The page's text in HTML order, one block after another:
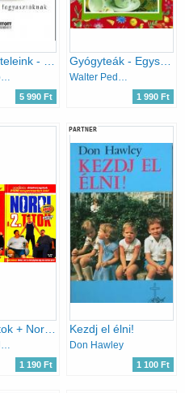
Michael Pollan
5 990 Ft
Gyógyteák - Egyszerű receptek a jó közérzetért
Walter Pedrotti
1 990 Ft
1 190 Ft
PARTNER
Kezdj el élni!
Don Hawley
1 100 Ft